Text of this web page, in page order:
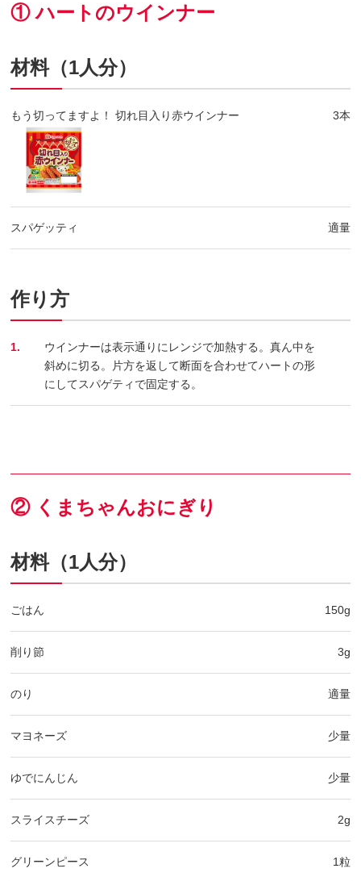
① ハートのウインナー
材料（1人分）
もう切ってますよ！ 切れ目入り赤ウインナー 3本
スパゲッティ 適量
作り方
1.
ウインナーは表示通りにレンジで加熱する。真ん中を
斜めに切る。片方を返して断面を合わせてハートの形
にしてスパゲティで固定する。
② くまちゃんおにぎり
材料（1人分）
ごはん 150g
削り節 3g
のり 適量
マヨネーズ 少量
ゆでにんじん 少量
スライスチーズ 2g
グリーンピース 1粒